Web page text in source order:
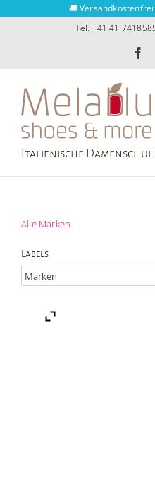
🚚 Versandkostenfrei
Tel. +41 41
Italienische
Alle Marken
Labels